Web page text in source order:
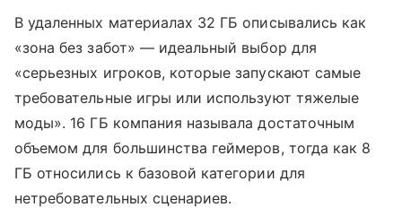
В удаленных материалах 32 ГБ описывались как
«зона без забот» — идеальный выбор для
«серьезных игроков, которые запускают самые
требовательные игры или используют тяжелые
моды». 16 ГБ компания называла достаточным
объемом для большинства геймеров, тогда как 8
ГБ относились к базовой категории для
нетребовательных сценариев.